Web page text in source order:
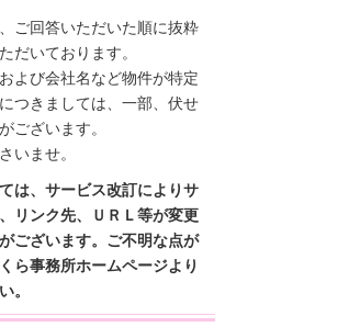
ご回答いただいた順に抜粋
だいております。
よび会社名など物件が特定
つきましては、一部、伏せ
ございます。
いませ。
は、サービス改訂によりサ
リンク先、ＵＲＬ等が変更
ございます。ご不明な点が
ら事務所ホームページより
。